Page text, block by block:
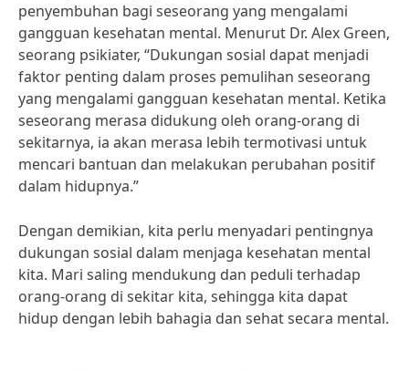
penyembuhan bagi seseorang yang mengalami
gangguan kesehatan mental. Menurut Dr. Alex Green,
seorang psikiater, “Dukungan sosial dapat menjadi
faktor penting dalam proses pemulihan seseorang
yang mengalami gangguan kesehatan mental. Ketika
seseorang merasa didukung oleh orang-orang di
sekitarnya, ia akan merasa lebih termotivasi untuk
mencari bantuan dan melakukan perubahan positif
dalam hidupnya.”
Dengan demikian, kita perlu menyadari pentingnya
dukungan sosial dalam menjaga kesehatan mental
kita. Mari saling mendukung dan peduli terhadap
orang-orang di sekitar kita, sehingga kita dapat
hidup dengan lebih bahagia dan sehat secara mental.